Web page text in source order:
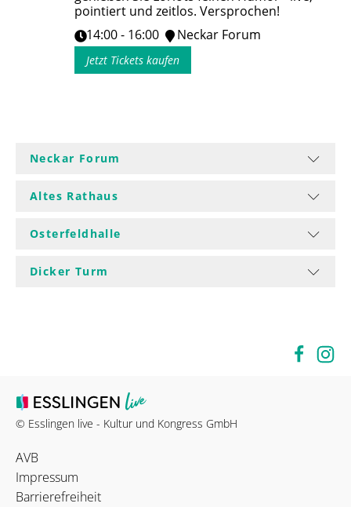
pointiert und zeitlos. Versprochen!
14:00 - 16:00
Neckar Forum
Jetzt Tickets kaufen
Neckar Forum
Altes Rathaus
Osterfeldhalle
Dicker Turm
© Esslingen live - Kultur und Kongress GmbH
AVB
Impressum
Barrierefreiheit